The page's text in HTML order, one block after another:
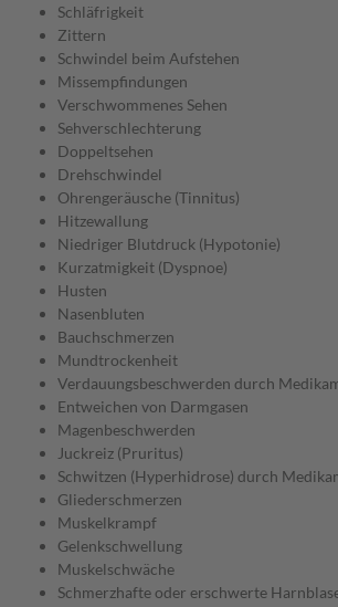
Schläfrigkeit
Zittern
Schwindel beim Aufstehen
Missempfindungen
Verschwommenes Sehen
Sehverschlechterung
Doppeltsehen
Drehschwindel
Ohrengeräusche (Tinnitus)
Hitzewallung
Niedriger Blutdruck (Hypotonie)
Kurzatmigkeit (Dyspnoe)
Husten
Nasenbluten
Bauchschmerzen
Mundtrockenheit
Verdauungsbeschwerden durch
Entweichen von Darmgasen
Magenbeschwerden
Juckreiz (Pruritus)
Schwitzen (Hyperhidrose) durch
Gliederschmerzen
Muskelkrampf
Gelenkschwellung
Muskelschwäche
Schmerzhafte oder erschwerte